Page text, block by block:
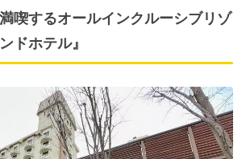
喫するオールインクルーシブリゾ
ドホテル』